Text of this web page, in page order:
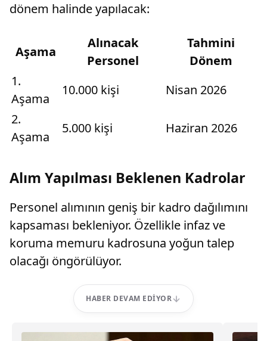
dönem halinde yapılacak:
Aşama
Alınacak
Personel
Tahmini
Dönem
1.
Aşama
10.000 kişi
Nisan 2026
2.
Aşama
5.000 kişi Haziran 2026
Alım Yapılması Beklenen Kadrolar
Personel alımının geniş bir kadro dağılımını
kapsaması bekleniyor. Özellikle infaz ve
koruma memuru kadrosuna yoğun talep
olacağı öngörülüyor.
HABER DEVAM EDIYOR